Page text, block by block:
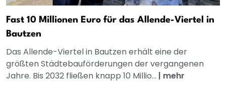
Fast 10 Millionen Euro für das Allende-Viertel in
Bautzen
Das Allende-Viertel in Bautzen erhält eine der
größten Städtebauförderungen der vergangenen
Jahre. Bis 2032 fließen knapp 10 Millio... | mehr